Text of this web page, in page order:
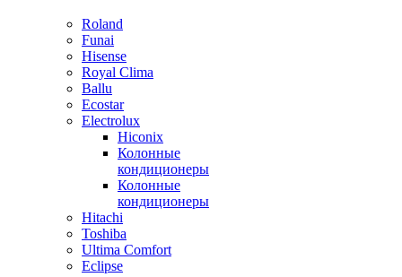
Roland
Funai
Hisense
Royal Clima
Ballu
Ecostar
Electrolux
Hiconix
Колонные
кондиционеры
Колонные
кондиционеры
Hitachi
Toshiba
Ultima Comfort
Eclipse